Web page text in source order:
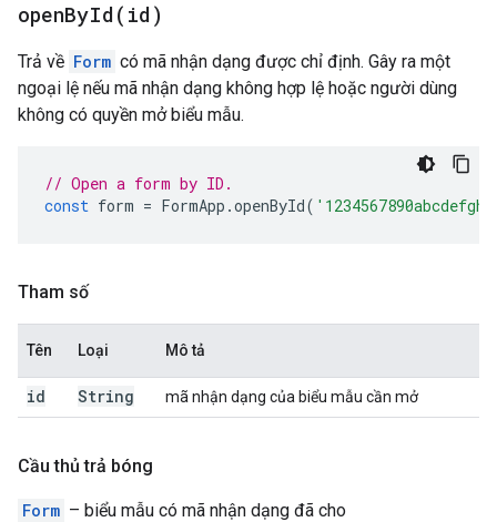
openById( id)
Trả về Form có mã nhận dạng được chỉ định. Gây ra một
ngoại lệ nếu mã nhận dạng không hợp lệ hoặc người dùng
không có quyền mở biểu mẫu.
// Open a form by ID.
const form = FormApp .openById(
Tham số
Tên Loại Mô tả
id String mã nhận dạng của biểu mẫu cần mở
Cầu thủ trả bóng
Form – biểu mẫu có mã nhận dạng đã cho